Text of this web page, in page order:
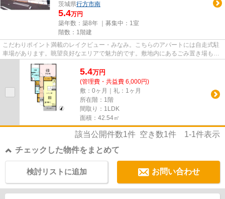
茨城県行方市南
5.4万円
築年数：築8年 ｜募集中： 1室
階数：1階建
こだわりポイント満載のレイクビュー・みなみ。こちらのアパートには自走式駐
車場があります。眺望良好なエリアで魅力的です。敷地内にあるごみ置き場も自
由に使うことができます。で...
5.4万円
(管理費・共益費 6,000円)
敷：0ヶ月｜礼：1ヶ月
所在階：1階
間取り：1LDK
面積：42.54㎡
該当公開件数1件 空き数1件 1-1件表示
チェックした物件をまとめて
お問い合わせ
検討リストに追加